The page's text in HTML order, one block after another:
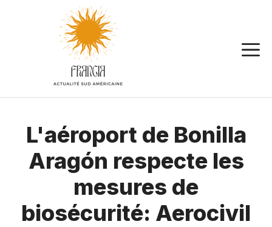
L'aéroport de Bonilla
Aragón respecte les
mesures de
biosécurité: Aerocivil